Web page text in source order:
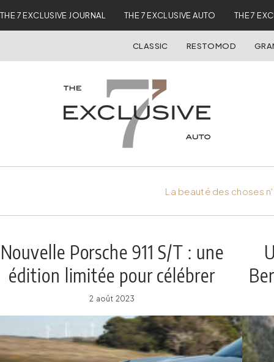
THE 7 EXCLUSIVE JOURNAL THE 7 EXCLUSIVE AUTO THE 7
CLASSIC RESTOMOD
La beauté des choses
Nouvelle Porsche 911 S/T : une
édition limitée pour célébrer
les 60 ans de la 911
2 août 2023